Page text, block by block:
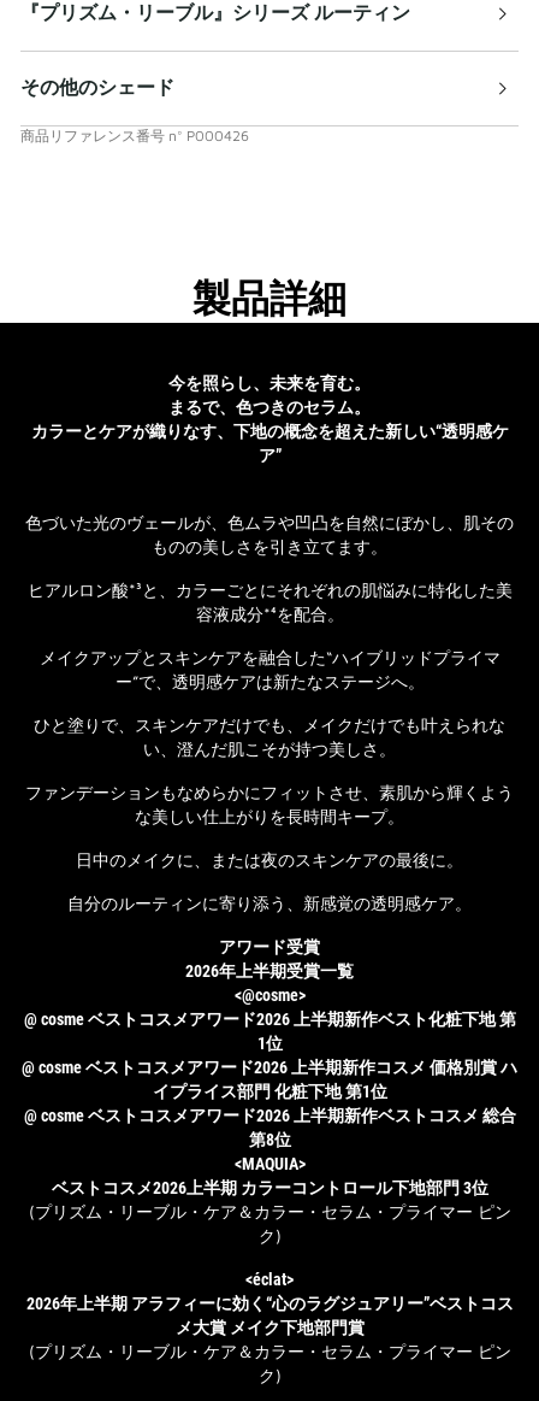
『プリズム・リーブル』シリーズ ルーティン
その他のシェード
商品リファレンス番号 n° P000426
製品詳細
今を照らし、未来を育む。
まるで、色つきのセラム。
カラーとケアが織りなす、下地の概念を超えた新しい“透明感ケ
ア”
色づいた光のヴェールが、色ムラや凹凸を自然にぼかし、肌その
ものの美しさを引き立てます。​
ヒアルロン酸*³と、カラーごとにそれぞれの肌悩みに特化した美
容液成分*⁴を配合。​
メイクアップとスキンケアを融合した“ハイブリッドプライマ
ー”で、透明感ケアは新たなステージへ。​
ひと塗りで、スキンケアだけでも、メイクだけでも叶えられな
い、澄んだ肌こそが持つ美しさ。​
ファンデーションもなめらかにフィットさせ、素肌から輝くよう
な美しい仕上がりを長時間キープ。​
日中のメイクに、または夜のスキンケアの最後に。​
自分のルーティンに寄り添う、新感覚の透明感ケア。
アワード受賞
2026年上半期受賞一覧
<@cosme>
@ cosme ベストコスメアワード2026 上半期新作ベスト化粧下地 第
1位
@ cosme ベストコスメアワード2026 上半期新作コスメ 価格別賞 ハ
イプライス部門 化粧下地 第1位
@ cosme ベストコスメアワード2026 上半期新作ベストコスメ 総合
第8位
<MAQUIA>
ベストコスメ2026上半期 カラーコントロール下地部門 3位
(プリズム・リーブル・ケア＆カラー・セラム・プライマー ピン
ク)
<éclat>
2026年上半期 アラフィーに効く“心のラグジュアリー”ベストコス
メ大賞 メイク下地部門賞
(プリズム・リーブル・ケア＆カラー・セラム・プライマー ピン
ク)